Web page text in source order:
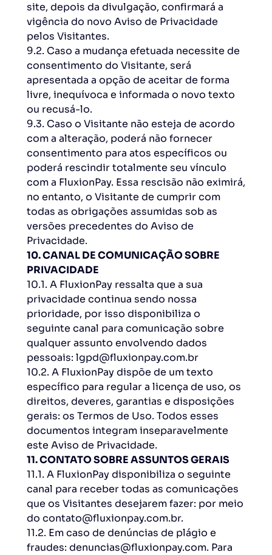
site, depois da divulgação, confirmará a
vigência do novo Aviso de Privacidade
pelos Visitantes.
9.2. Caso a mudança efetuada necessite de
consentimento do Visitante, será
apresentada a opção de aceitar de forma
livre, inequívoca e informada o novo texto
ou recusá-lo.
9.3. Caso o Visitante não esteja de acordo
com a alteração, poderá não fornecer
consentimento para atos específicos ou
poderá rescindir totalmente seu vínculo
com a FluxionPay. Essa rescisão não eximirá,
no entanto, o Visitante de cumprir com
todas as obrigações assumidas sob as
versões precedentes do Aviso de
Privacidade.
10. CANAL DE COMUNICAÇÃO SOBRE
PRIVACIDADE
10.1. A FluxionPay ressalta que a sua
privacidade continua sendo nossa
prioridade, por isso disponibiliza o
seguinte canal para comunicação sobre
qualquer assunto envolvendo dados
pessoais: lgpd@fluxionpay.com.br
10.2. A FluxionPay dispõe de um texto
específico para regular a licença de uso, os
direitos, deveres, garantias e disposições
gerais: os Termos de Uso. Todos esses
documentos integram inseparavelmente
este Aviso de Privacidade.
11. CONTATO SOBRE ASSUNTOS GERAIS
11.1. A FluxionPay disponibiliza o seguinte
canal para receber todas as comunicações
que os Visitantes desejarem fazer: por meio
do contato@fluxionpay.com.br.
11.2. Em caso de denúncias de plágio e
fraudes: denuncias@fluxionpay.com. Para